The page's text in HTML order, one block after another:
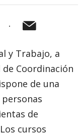
y Trabajo, a
Coordinación
de una
de
cursos